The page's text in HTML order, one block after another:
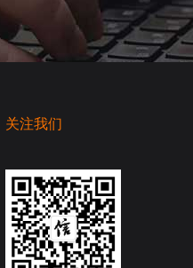
关注我们